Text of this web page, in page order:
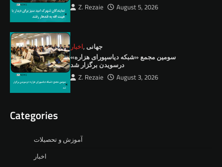
Z. Rezaie August 5, 2026
اخبار, جهانی
سومین مجمع «شبکه دیاسپورای هزاره»
درسویدن برگزار شد
Z. Rezaie August 3, 2026
Categories
آموزش و تحصیلات
اخبار